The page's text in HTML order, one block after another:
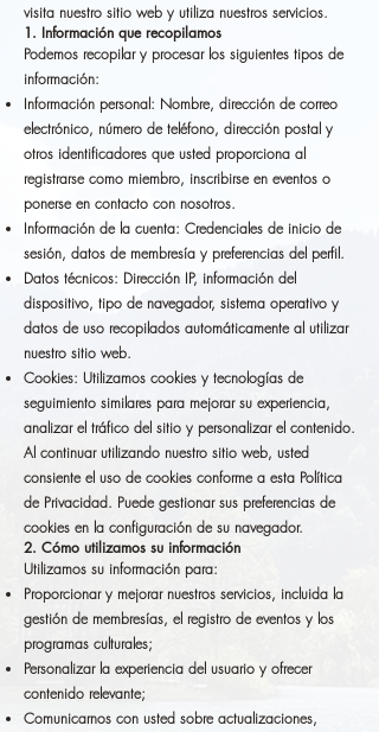
visita nuestro sitio web y utiliza nuestros servicios.
1. Información que recopilamos
Podemos recopilar y procesar los siguientes tipos de
información:
Información personal: Nombre, dirección de correo
electrónico, número de teléfono, dirección postal y
otros identificadores que usted proporciona al
registrarse como miembro, inscribirse en eventos o
ponerse en contacto con nosotros.
Información de la cuenta: Credenciales de inicio de
sesión, datos de membresía y preferencias del perfil.
Datos técnicos: Dirección IP, información del
dispositivo, tipo de navegador, sistema operativo y
datos de uso recopilados automáticamente al utilizar
nuestro sitio web.
Cookies: Utilizamos cookies y tecnologías de
seguimiento similares para mejorar su experiencia,
analizar el tráfico del sitio y personalizar el contenido.
Al continuar utilizando nuestro sitio web, usted
consiente el uso de cookies conforme a esta Política
de Privacidad. Puede gestionar sus preferencias de
cookies en la configuración de su navegador.
2. Cómo utilizamos su información
Utilizamos su información para:
Proporcionar y mejorar nuestros servicios, incluida la
gestión de membresías, el registro de eventos y los
programas culturales;
Personalizar la experiencia del usuario y ofrecer
contenido relevante;
Comunicarnos con usted sobre actualizaciones,